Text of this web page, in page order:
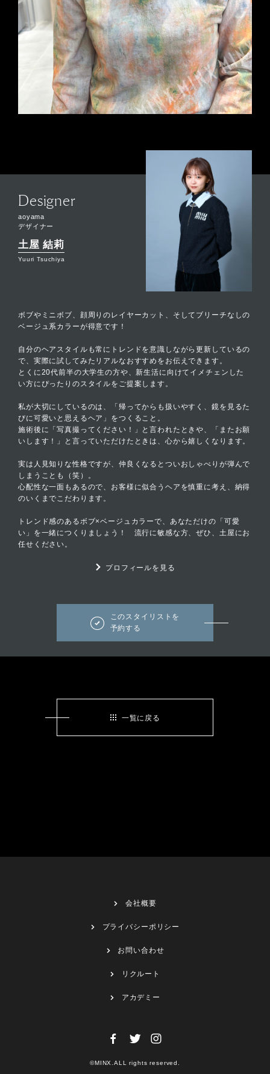
Designer
aoyama
デザイナー
土屋 結莉
Yuuri Tsuchiya
ボブやミニボブ、顔周りのレイヤーカット、そしてブリーチなしの
ベージュ系カラーが得意です！
自分のヘアスタイルも常にトレンドを意識しながら更新しているの
で、実際に試してみたリアルなおすすめをお伝えできます。
とくに20代前半の大学生の方や、新生活に向けてイメチェンした
い方にぴったりのスタイルをご提案します。
私が大切にしているのは、「帰ってからも扱いやすく、鏡を見るた
びに可愛いと思えるヘア」をつくること。
施術後に「写真撮ってください！」と言われたときや、「またお願
いします！」と言っていただけたときは、心から嬉しくなります。
実は人見知りな性格ですが、仲良くなるとついおしゃべりが弾んで
しまうことも（笑）。
心配性な一面もあるので、お客様に似合うヘアを慎重に考え、納得
のいくまでこだわります。
トレンド感のあるボブ×ベージュカラーで、あなただけの「可愛
い」を一緒につくりましょう！ 流行に敏感な方、ぜひ、土屋にお
任せください。
プロフィールを見る
このスタイリストを
予約する
一覧に戻る
会社概要
プライバシーポリシー
お問い合わせ
リクルート
アカデミー
©MINX.ALL rights reserved.